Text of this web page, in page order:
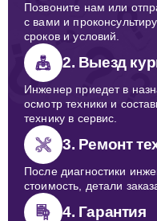
Позвоните нам или
с вами и
сроков и условий.
2. Выезд
Инженер приедет в
осмотр техники и
технику в сервис.
3. Ремонт
После диагностики
стоимость, детали
4. Гарантия